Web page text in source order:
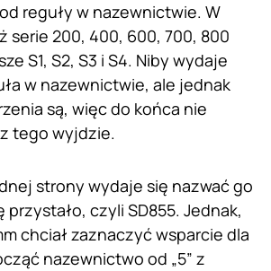
reguły w nazewnictwie. W
serie 200, 400, 600, 700, 800
S1, S2, S3 i S4. Niby wydaje
w nazewnictwie, ale jednak
są, więc do końca nie
tego wyjdzie.
strony wydaje się nazwać go
czyli SD855. Jednak,
chciał zaznaczyć wsparcie dla
nazewnictwo od „5” z